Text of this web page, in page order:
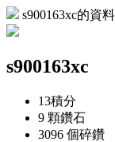
s900163xc的資料
s900163xc
13積分
9 顆鑽石
3096 個碎鑽